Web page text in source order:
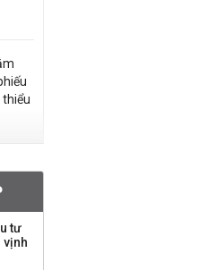
thiểu
gửi
tư
vịnh